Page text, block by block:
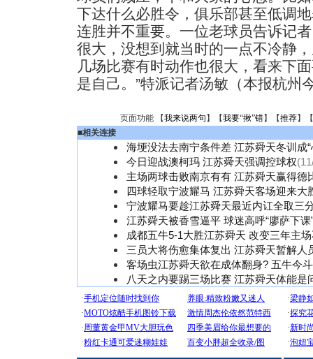
下达什么必胜令，俱乐部甚至低调
连胜并不重要。一位老球员告诉记
很大，没想到就当时的一点不冷静
几场比赛有时动作也很大，看来下
是自己。”特派记者汤敏（本报杭州
页面功能 【我来说两句 】【我要“揪”错】【推荐】
■相关连接
海埂没法去南宁条件差 江苏舜天冬训成“
今日迎战澳柯玛 江苏舜天强调控球权
主场两球击败南京有有 江苏舜天赢得德
四球轻取宁波耀马 江苏舜天客场迎来大
宁波耀马要趁江苏舜天最近内讧全取三
江苏舜天被香雪逼平 球迷高呼“廖萨下课
成都五牛5-1大胜江苏舜天 改变三年主
三员大将伤愈集体复出 江苏舜天暂解人
客场虫江苏舜天欲在成体翻身? 五牛今斗
八天之内要踢三场比赛 江苏舜天体能是